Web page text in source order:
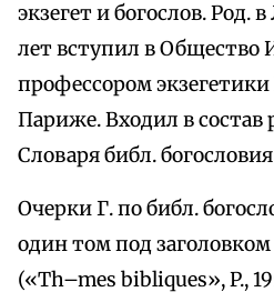
экзегет и богослов. Род.
лет вступил в Общество
профессором
Париже. Входил в состав
Словаря библ.
Очерки Г. по библ.
один том под
(«Th–mes bibliques», P.,